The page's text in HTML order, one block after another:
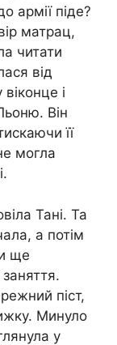
армії піде?
матрац,
читати
від
і
Він
її
могла
Тані. Та
а потім
ще
піст,
Минуло
у